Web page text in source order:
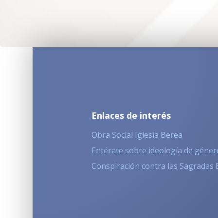
Enlaces de interés
Obra Social Iglesia Berea
Entérate sobre ideología de
Conspiración contra las Sagradas